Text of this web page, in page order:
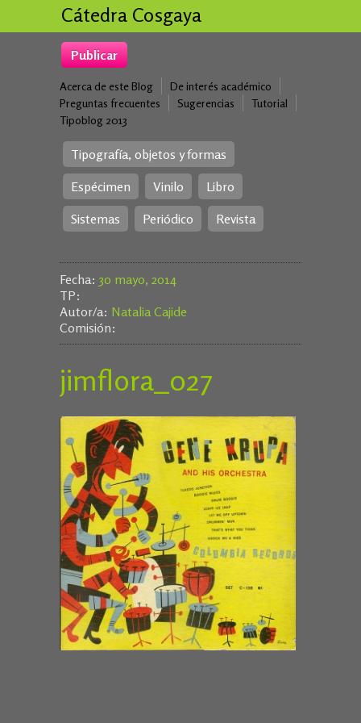
Cátedra Cosgaya
Publicar
Acerca de este Blog
De interés académico
Preguntas frecuentes
Sugerencias
Tutorial
Tipoblog 2013
Tipografía, objetos y formas
Espécimen
Vinilo
Libro
Sistemas
Periódico Revista
Fecha: 30 mayo, 2014
TP:
Autor/a: Natalia Cajide
Comisión:
jimflora_027